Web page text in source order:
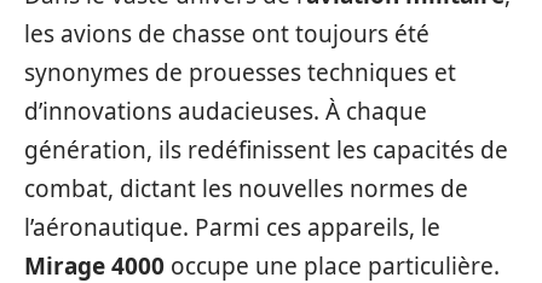
les avions de chasse ont toujours été
synonymes de prouesses techniques et
d’innovations audacieuses. À chaque
génération, ils redéfinissent les capacités de
combat, dictant les nouvelles normes de
l’aéronautique. Parmi ces appareils, le
Mirage 4000 occupe une place particulière.